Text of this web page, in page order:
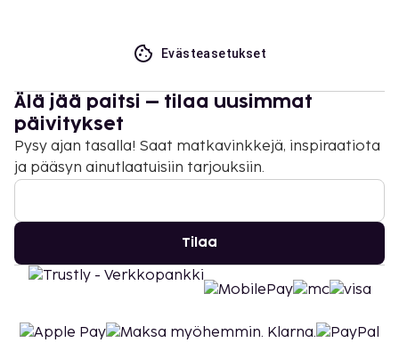
Evästeasetukset
Älä jää paitsi – tilaa uusimmat
päivitykset
Pysy ajan tasalla! Saat matkavinkkejä, inspiraatiota
ja pääsyn ainutlaatuisiin tarjouksiin.
Tilaa